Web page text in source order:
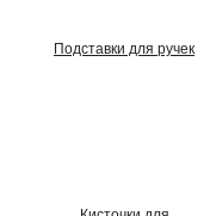
Подставки для ручек